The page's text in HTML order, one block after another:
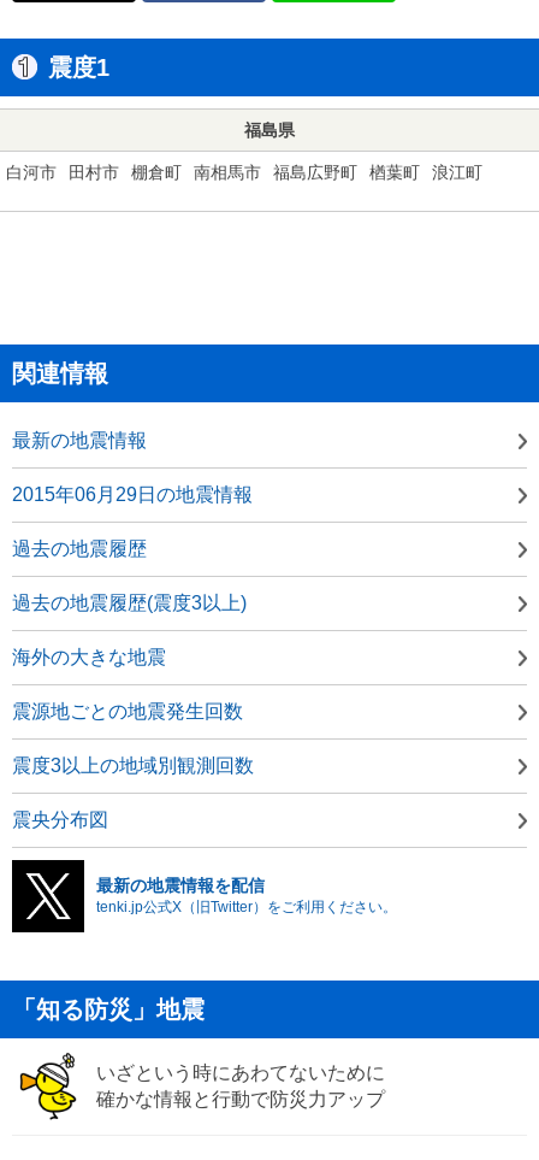
震度1
福島県
白河市 田村市 棚倉町 南相馬市 福島広野町 楢葉町 浪江町
関連情報
最新の地震情報
2015年06月29日の地震情報
過去の地震履歴
過去の地震履歴(震度3以上)
海外の大きな地震
震源地ごとの地震発生回数
震度3以上の地域別観測回数
震央分布図
最新の地震情報を配信
tenki.jp公式X（旧Twitter）をご利用ください。
「知る防災」地震
いざという時にあわてないために
確かな情報と行動で防災力アップ